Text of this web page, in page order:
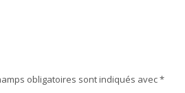
obligatoires sont indiqués avec*